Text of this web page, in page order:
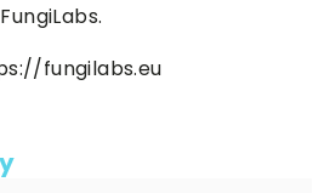
fungilabs.eu